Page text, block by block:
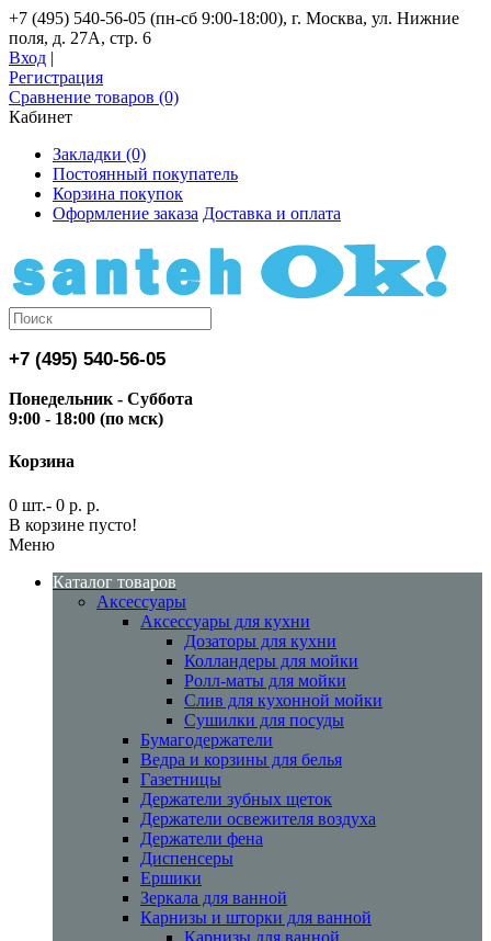
+7 (495) 540-56-05 (пн-сб 9:00-18:00), г. Москва, ул. Нижние
поля, д. 27А, стр. 6
Вход |
Регистрация
Сравнение товаров (0)
Кабинет
Закладки (0)
Постоянный покупатель
Корзина покупок
Оформление заказа Доставка и оплата
+7 (495) 540-56-05
Понедельник - Суббота
9:00 - 18:00 (по мск)
Корзина
0 шт.- 0 р. р.
В корзине пусто!
Меню
Каталог товаров
Аксессуары
Аксессуары для кухни
Дозаторы для кухни
Колландеры для мойки
Ролл-маты для мойки
Слив для кухонной мойки
Сушилки для посуды
Бумагодержатели
Ведра и корзины для белья
Газетницы
Держатели зубных щеток
Держатели освежителя воздуха
Держатели фена
Диспенсеры
Ершики
Зеркала для ванной
Карнизы и шторки для ванной
Карнизы для ванной